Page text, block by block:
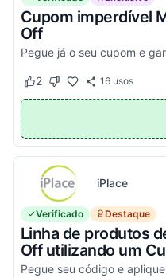
Cupom imperdível
Off
Este cupom funcionou
2 Este cupom não
16usos
iPlace
Verificado Destaque
Linha de produtos
Off utilizando um